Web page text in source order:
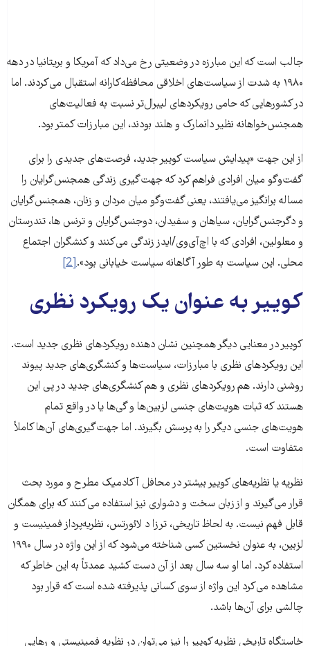
جالب است که این مبارزه در وضعیتی رخ می‌داد که آمریکا و بریتانیا در دهه
۱۹۸۰ به شدت از سیاست‌های اخلاقی محافظه‌کارانه استقبال می‌کردند. اما
در کشورهایی که حامی رویکردهای لیبرال‌تر نسبت به فعالیت‌های
همجنس‌خواهانه نظیر دانمارک و هلند بودند، این مبارزات کمتر بود.
از این جهت «پیدایش سیاست کوییر جدید، فرصت‌های جدیدی را برای
گفت‌وگو میان افرادی فراهم کرد که جهت‌گیری زندگی همجنس‌گرایان را
مساله برانگیز می‌یافتند، یعنی گفت‌وگو میان مردان و زنان، همجنس‌گرایان
و دگرجنس‌گرایان، سیاهان و سفیدان، دوجنس‌گرایان و ترنس ها، تندرستان
و معلولین، افرادی که با اچ‌آی‌وی/ایدز زندگی می‌کنند و کنشگران اجتماع
محلی. این سیاست به طور آگاهانه سیاست خیابانی بود».[2]
کوییر به عنوان یک رویکرد نظری
کوییر در معنایی دیگر همچنین نشان دهنده‌ رویکردهای نظری جدید است.
این رویکردهای نظری با مبارزات، سیاست‌ها و کنشگری‌های جدید پیوند
روشنی دارند. هم رویکردهای نظری و هم کنشگری‌های جدید در پی این
هستند که ثبات هویت‌های جنسی لزبین‌ها و گی‌ها یا در واقع تمام
هویت‌های جنسی دیگر را به پرسش بگیرند. اما جهت‌گیری‌های آن‌ها کاملاً
متفاوت است.
نظریه یا نظریه‌های کوییر بیشتر در محافل آکادمیک مطرح و مورد بحث
قرار می‌گیرند و از زبان سخت و دشواری نیز استفاده می‌کنند که برای همگان
قابل فهم نیست. به لحاظ تاریخی، ترزا د لائورتس، نظریه‌پرداز فمینیست و
لزبین، به عنوان نخستین کسی شناخته می‌شود که از این واژه در سال ۱۹۹۰
استفاده کرد. اما او سه سال بعد از آن دست کشید عمدتاً به این خاطر که
مشاهده می‌کرد این واژه از سوی کسانی پذیرفته شده است که قرار بود
چالشی برای آن‌ها باشد.
خاستگاه تاریخی نظریه کوییر را نیز می‌توان در نظریه فمینیستی و رهایی